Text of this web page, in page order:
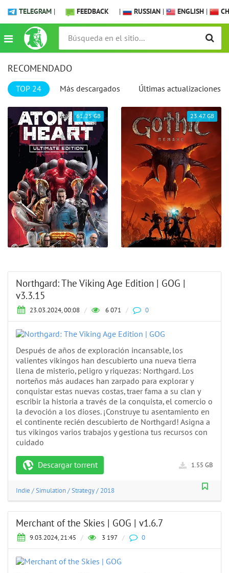
TELEGRAM | FEEDBACK | RUSSIAN | ENGLISH |
RECOMENDADO
TOP 24 Más descargados Últimas actualizaciones
61.25 GB 23.47 GB
Northgard: The Viking Age Edition | GOG |
v3.3.15
23.03.2024, 00:08 / 6 071 / 0
Después de años de exploración incansable, los
valientes vikingos han descubierto una nueva tierra
llena de misterio, peligro y riquezas: Northgard. Los
norteños más audaces han zarpado para explorar y
conquistar estas nuevas costas, traer fama a su clan y
escribir la historia a través de la conquista, el comercio o
la devoción a los dioses. ¡Construye tu asentamiento en
el continente recién descubierto de Northgard! Asigna a
tus vikingos varios trabajos y gestiona tus recursos con
cuidado
Descargar torrent 1.55 GB
Indie /Simulation/Strategy/ 2018
Merchant of the Skies | GOG | v1.6.7
9.03.2024, 21:45 / 3 197 / 0